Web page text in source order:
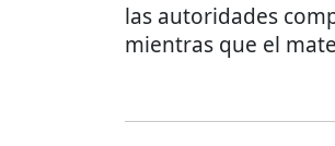
las autoridades
mientras que el